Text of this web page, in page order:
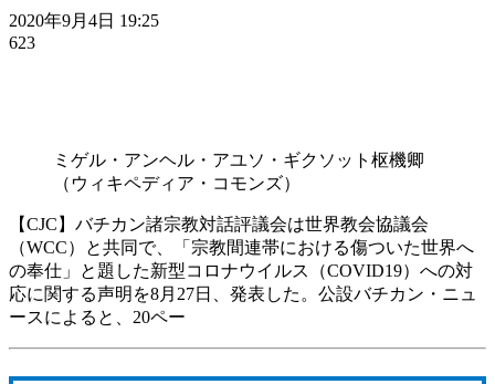
2020年9月4日 19:25
623
ミゲル・アンヘル・アユソ・ギクソット枢機卿
（ウィキペディア・コモンズ）
【CJC】バチカン諸宗教対話評議会は世界教会協議会
（WCC）と共同で、「宗教間連帯における傷ついた世界へ
の奉仕」と題した新型コロナウイルス（COVID19）への対
応に関する声明を8月27日、発表した。公設バチカン・ニュ
ースによると、20ペー